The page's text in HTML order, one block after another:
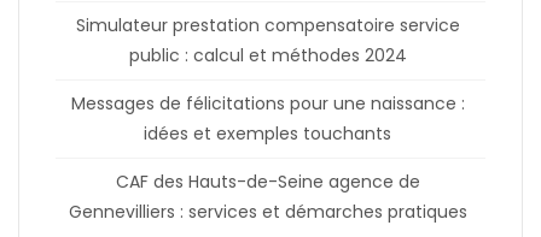
Simulateur prestation compensatoire service
public : calcul et méthodes 2024
Messages de félicitations pour une naissance :
idées et exemples touchants
CAF des Hauts-de-Seine agence de
Gennevilliers : services et démarches pratiques